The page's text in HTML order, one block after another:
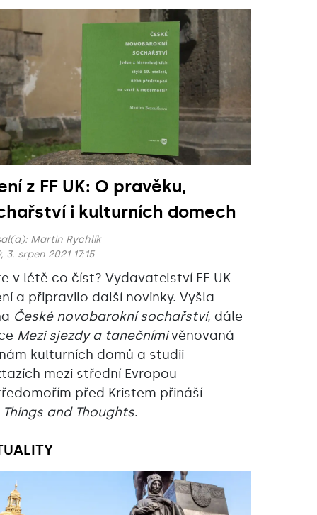
z FF UK: O pravěku,
i kulturních domech
Martin Rychlík
3. srpen 2021 17:15
v létě co číst? Vydavatelství FF UK
a připravilo další novinky. Vyšla
České novobarokní sochařství, dále
Mezi sjezdy a tanečnímivěnovaná
kulturních domů a studii
mezi střední Evropou
před Kristem přináší
Things and Thoughts.